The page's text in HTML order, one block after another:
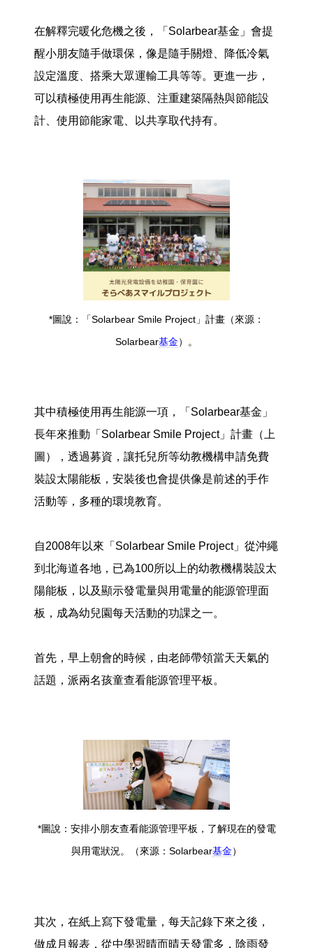
在解釋完暖化危機之後，「Solarbear基金」會提
醒小朋友隨手做環保，像是隨手關燈、降低冷氣
設定溫度、搭乘大眾運輸工具等等。更進一步，
可以積極使用再生能源、注重建築隔熱與節能設
計、使用節能家電、以共享取代持有。
*圖說：「Solarbear Smile Project」計畫（來源：
Solarbear基金）。
其中積極使用再生能源一項，「Solarbear基金」
長年來推動「Solarbear Smile Project」計畫（上
圖），透過募資，讓托兒所等幼教機構申請免費
裝設太陽能板，安裝後也會提供像是前述的手作
活動等，多種的環境教育。
自2008年以來「Solarbear Smile Project」從沖繩
到北海道各地，已為100所以上的幼教機構裝設太
陽能板，以及顯示發電量與用電量的能源管理面
板，成為幼兒園每天活動的功課之一。
首先，早上朝會的時候，由老師帶領當天天氣的
話題，派兩名孩童查看能源管理平板。
*圖說：安排小朋友查看能源管理平板，了解現在的發電
與用電狀況。（來源：Solarbear基金）
其次，在紙上寫下發電量，每天記錄下來之後，
做成月報表，從中學習晴而晴天發電多，陰雨發